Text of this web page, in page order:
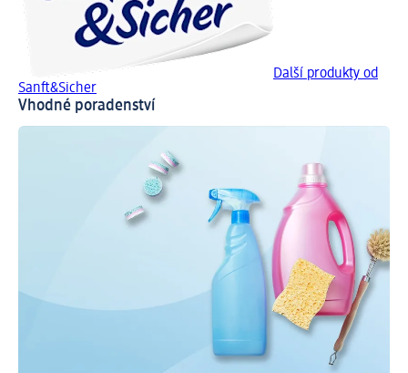
Další produkty od
Sanft&Sicher
Vhodné poradenství